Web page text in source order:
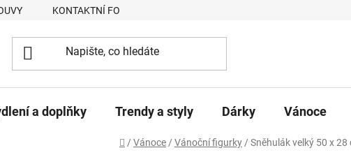
KONTAKTNÍ FORMULÁŘ eDekor
a doplňky Trendy a styly Dárky Vánoce
Domů
/ Vánoce / Vánoční figurky / Sněhulák velký 50 x 28